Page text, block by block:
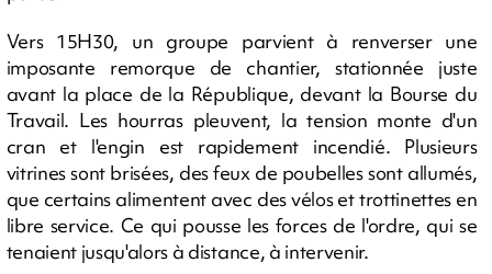
Vers 15H30, un groupe parvient à renverser une
imposante remorque de chantier, stationnée juste
avant la place de la République, devant la Bourse du
Travail. Les hourras pleuvent, la tension monte d'un
cran et l'engin est rapidement incendié. Plusieurs
vitrines sont brisées, des feux de poubelles sont allumés,
que certains alimentent avec des vélos et trottinettes en
libre service. Ce qui pousse les forces de l'ordre, qui se
tenaient jusqu'alors à distance, à intervenir.